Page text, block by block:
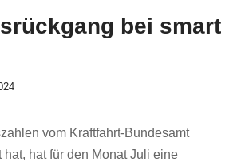
bei smart
vom Kraftfahrt-Bundesamt
hat, hat für den Monat Juli eine